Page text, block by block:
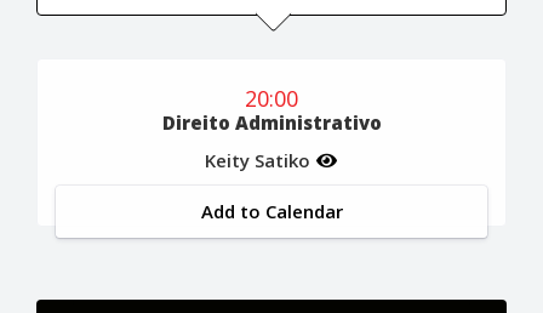
20:00
Direito Administrativo
Keity Satiko
Add to Calendar